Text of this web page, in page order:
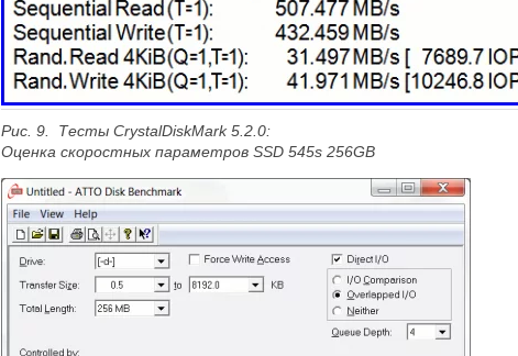
Рис. 9. Тесты CrystalDiskMark 5.2.0:
Оценка скоростных параметров SSD 545s 256GB